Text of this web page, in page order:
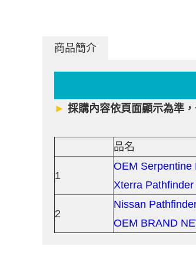
商品簡介
► 採購內容依頁面顯示為準
品名
1
OEM Serpentine
Xterra Pathfinder
2
Nissan
OEM BRAND